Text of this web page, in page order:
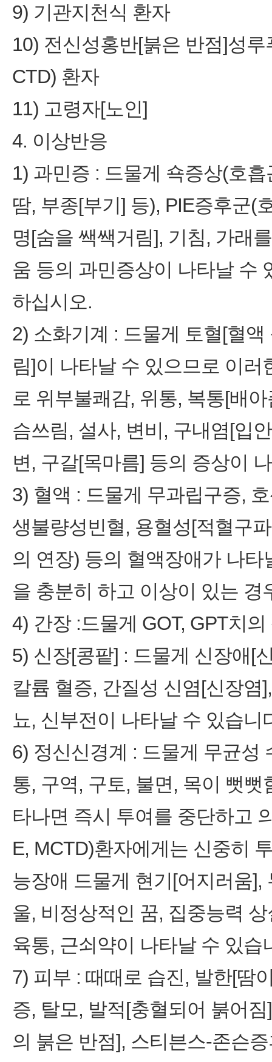
9) 기관지천식 환자
10) 전신성홍반[붉은 반점]성
CTD) 환자
11) 고령자[노인]
4. 이상반응
1) 과민증 : 드물게 쇽증상(호
땀, 부종[부기] 등), PIE증후군(
명[숨을 쌕쌕거림], 기침, 가래
움 등의 과민증상이 나타날 수
하십시오.
2) 소화기계 : 드물게 토혈[혈
림]이 나타날 수 있으므로 이
로 위부불쾌감, 위통, 복통[배
슴쓰림, 설사, 변비, 구내염[입
변, 구갈[목마름] 등의 증상이
3) 혈액 : 드물게 무과립구증,
생불량성빈혈, 용혈성[적혈구
의 연장) 등의 혈액장애가 나
을 충분히 하고 이상이 있는
4) 간장 :드물게 GOT, GPT치
5) 신장[콩팥] : 드물게 신장애[
칼륨 혈증, 간질성 신염[신장
뇨, 신부전이 나타날 수 있습니
6) 정신신경계 : 드물게 무균성
통, 구역, 구토, 불면, 목이 뻣
타나면 즉시 투여를 중단하고
E, MCTD)환자에게는 신중히
능장애 드물게 현기[어지러움
울, 비정상적인 꿈, 집중능력
육통, 근쇠약이 나타날 수 있습
7) 피부 : 때때로 습진, 발한[땀
증, 탈모, 발적[충혈되어 붉어
의 붉은 반점], 스티븐스-존슨